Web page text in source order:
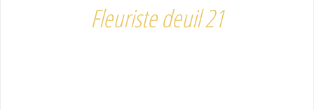
Fleuriste deuil 21